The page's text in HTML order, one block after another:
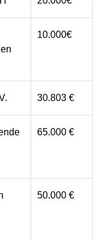
10.000€
30.803 €
65.000 €
50.000 €